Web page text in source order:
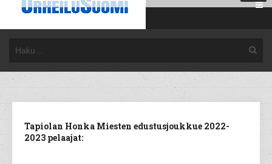
Tapiolan Honka Miesten edustusjoukkue 2022-
2023 pelaajat: